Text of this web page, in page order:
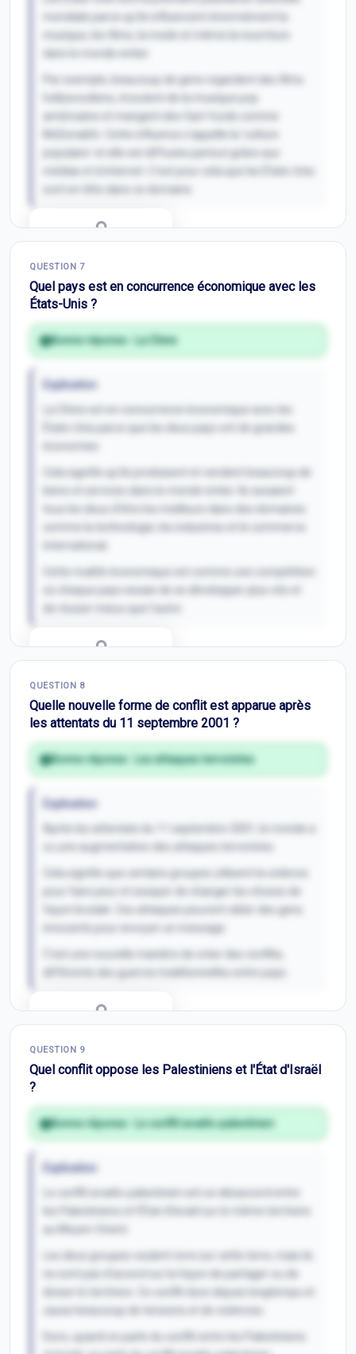
musique, les films, la mode et même la nourriture
Par exemple, beaucoup de gens regardent des films
hollywoodiens, écoutent de la musique pop
américaine et mangent des fast-foods comme
McDonald's. Cette influence s'appelle la 'culture
populaire' et elle est diffusée partout grâce aux
médias et à Internet. C'est pour cela que les États-Unis
QUESTION 7
Quel pays est en concurrence économique avec les
États-Unis ?
Bonne réponse : La Chine
Explication
La Chine est en concurrence économique avec les
États-Unis parce que les deux pays ont de grandes
Cela signifie qu'ils produisent et vendent beaucoup de
biens et services dans le monde entier. Ils essaient
comme la technologie, les industries et le commerce
Cette rivalité économique est comme une compétition
où chaque pays essaie de se développer plus vite et
de réussir mieux que l'autre.
QUESTION 8
Quelle nouvelle forme de conflit est apparue après
les attentats du 11 septembre 2001 ?
Bonne réponse : Les attaques terroristes
Explication
vu une augmentation des attaques terroristes.
Cela signifie que certains groupes utilisent la violence
pour faire peur et essayer de changer les choses de
façon brutale. Ces attaques peuvent cibler des gens
innocents pour envoyer un message.
différente des guerres traditionnelles entre pays.
QUESTION 9
Quel conflit oppose les Palestiniens et l'État d'Israël
?
Bonne réponse : Le conflit israélo-palestinien
Explication
Les deux groupes veulent vivre sur cette terre, mais ils
ne sont pas d'accord sur la façon de partager ou de
diviser le territoire. Ce conflit dure depuis longtemps et
cause beaucoup de tensions et de violences.
Donc, quand on parle du conflit entre les Palestiniens